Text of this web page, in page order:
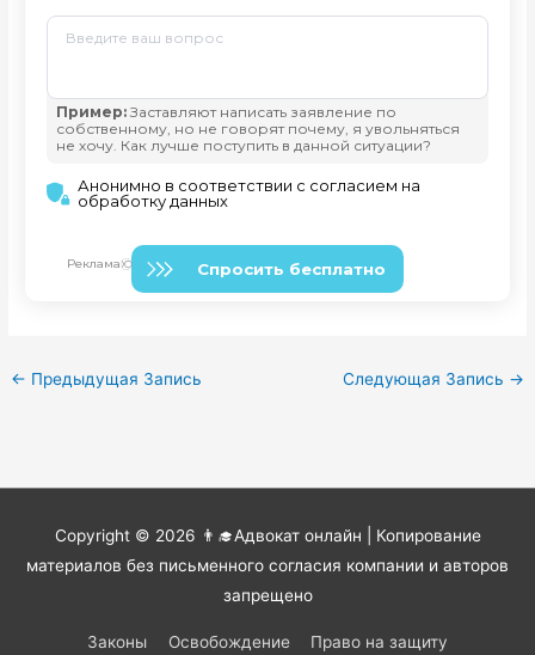
← Предыдущая Запись Следующая Запись →
Copyright © 2026 👨‍🎓Адвокат онлайн | Копирование
материалов без письменного согласия компании и авторов
запрещено
Законы Освобождение
Право на защиту